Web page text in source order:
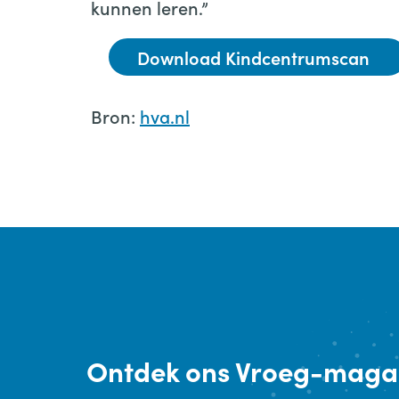
kunnen leren.”
Download Kindcentrumscan
Bron: hva.nl
Ontdekons Vroeg-